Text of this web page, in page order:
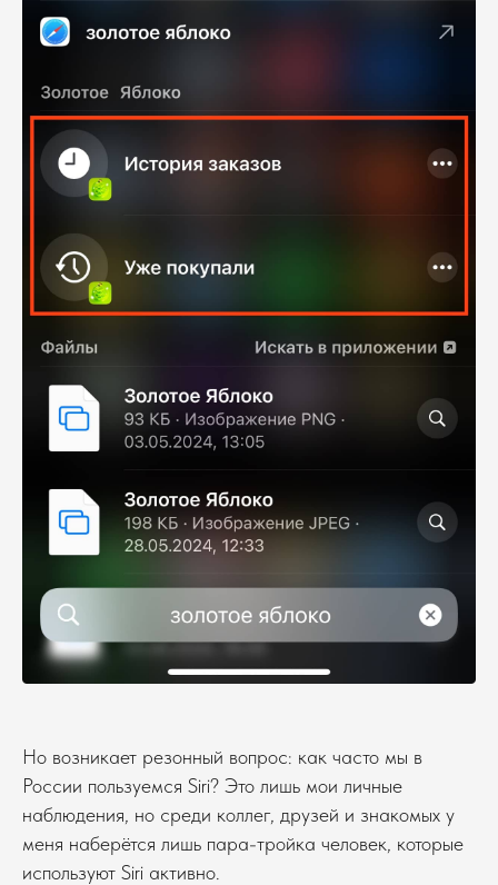
Но возникает резонный вопрос: как часто мы в
России пользуемся Siri? Это лишь мои личные
наблюдения, но среди коллег, друзей и знакомых у
меня наберётся лишь пара-тройка человек, которые
используют Siri активно.